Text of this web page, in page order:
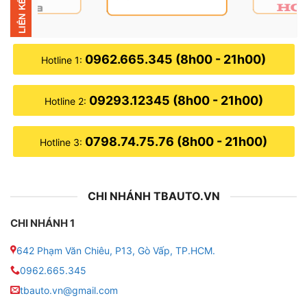
● Màn hình rộng: 9 – 10 inch
● Hệ điều hành: Android 10
● Bộ nhớ: 4GB RAM + 32GB ROM CPU 8 Core
● Độ phân giải: 1280×720 pixels
● Chip set: 7862 _Octa-Core
● Kính cường lực: BLU-RAY – 2.5D
Carplay/Android Auto không dây
Hotline 1: 0962.665.345 (8h00 - 21h00)
Hotline 2: 09293.12345 (8h00 - 21h00)
Hotline 3: 0798.74.75.76 (8h00 - 21h00)
CHI NHÁNH TBAUTO.VN
CHI NHÁNH 1
642 Phạm Văn Chiêu, P13, Gò Vấp, TP.HCM.
0962.665.345
tbauto.vn@gmail.com